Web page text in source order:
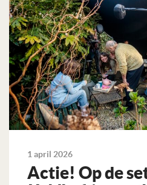
1 april 2026
Actie! Op de